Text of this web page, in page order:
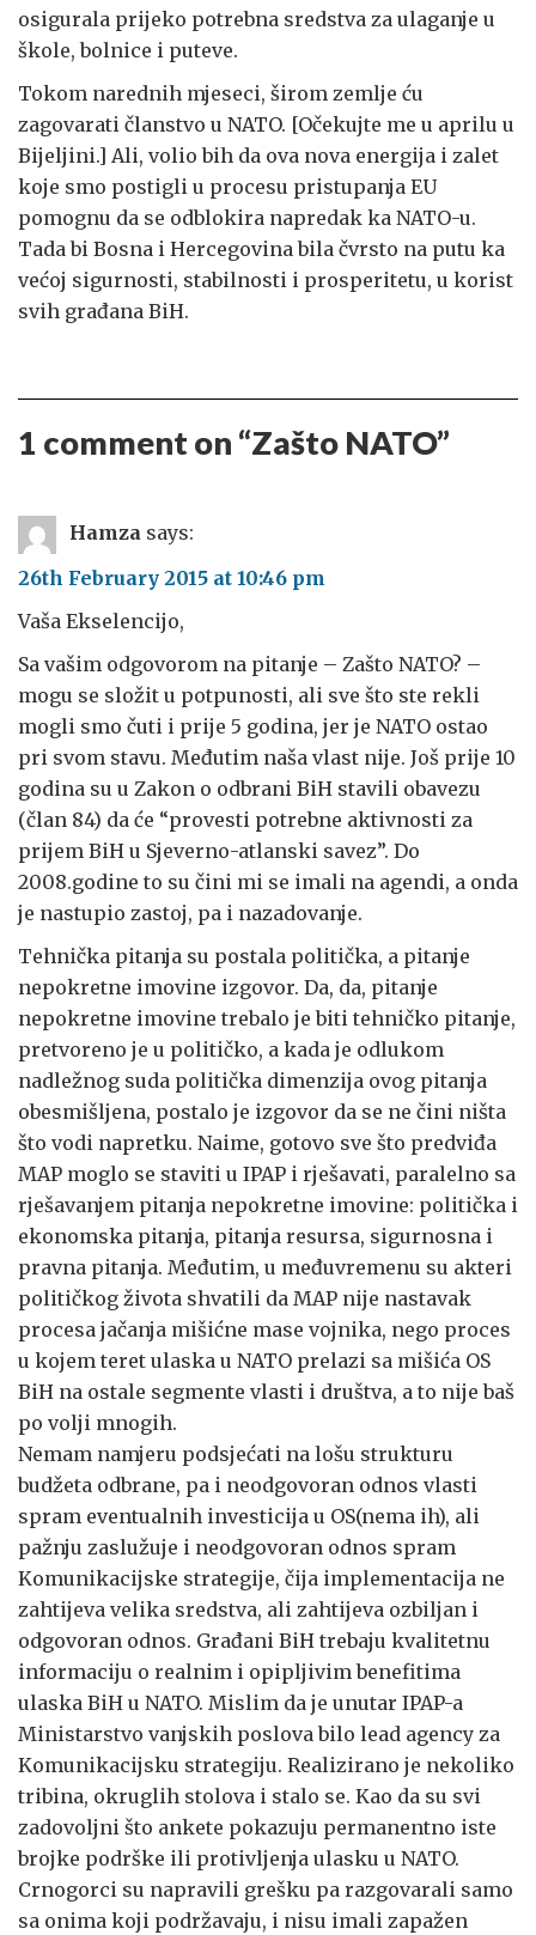
osigurala prijeko potrebna sredstva za ulaganje u
škole, bolnice i puteve.
Tokom narednih mjeseci, širom zemlje ću
zagovarati članstvo u NATO. [Očekujte me u aprilu u
Bijeljini.] Ali, volio bih da ova nova energija i zalet
koje smo postigli u procesu pristupanja EU
pomognu da se odblokira napredak ka NATO-u.
Tada bi Bosna i Hercegovina bila čvrsto na putu ka
većoj sigurnosti, stabilnosti i prosperitetu, u korist
svih građana BiH.
1 comment on “Zašto NATO”
Hamza says:
26th February 2015 at 10:46 pm
Vaša Ekselencijo,
Sa vašim odgovorom na pitanje – Zašto NATO? –
mogu se složit u potpunosti, ali sve što ste rekli
mogli smo čuti i prije 5 godina, jer je NATO ostao
pri svom stavu. Međutim naša vlast nije. Još prije 10
godina su u Zakon o odbrani BiH stavili obavezu
(član 84) da će “provesti potrebne aktivnosti za
prijem BiH u Sjeverno-atlanski savez”. Do
2008.godine to su čini mi se imali na agendi, a onda
je nastupio zastoj, pa i nazadovanje.
Tehnička pitanja su postala politička, a pitanje
nepokretne imovine izgovor. Da, da, pitanje
nepokretne imovine trebalo je biti tehničko pitanje,
pretvoreno je u političko, a kada je odlukom
nadležnog suda politička dimenzija ovog pitanja
obesmišljena, postalo je izgovor da se ne čini ništa
što vodi napretku. Naime, gotovo sve što predviđa
MAP moglo se staviti u IPAP i rješavati, paralelno sa
rješavanjem pitanja nepokretne imovine: politička i
ekonomska pitanja, pitanja resursa, sigurnosna i
pravna pitanja. Međutim, u međuvremenu su akteri
političkog života shvatili da MAP nije nastavak
procesa jačanja mišićne mase vojnika, nego proces
u kojem teret ulaska u NATO prelazi sa mišića OS
BiH na ostale segmente vlasti i društva, a to nije baš
po volji mnogih.
Nemam namjeru podsjećati na lošu strukturu
budžeta odbrane, pa i neodgovoran odnos vlasti
spram eventualnih investicija u OS(nema ih), ali
pažnju zaslužuje i neodgovoran odnos spram
Komunikacijske strategije, čija implementacija ne
zahtijeva velika sredstva, ali zahtijeva ozbiljan i
odgovoran odnos. Građani BiH trebaju kvalitetnu
informaciju o realnim i opipljivim benefitima
ulaska BiH u NATO. Mislim da je unutar IPAP-a
Ministarstvo vanjskih poslova bilo lead agency za
Komunikacijsku strategiju. Realizirano je nekoliko
tribina, okruglih stolova i stalo se. Kao da su svi
zadovoljni što ankete pokazuju permanentno iste
brojke podrške ili protivljenja ulasku u NATO.
Crnogorci su napravili grešku pa razgovarali samo
sa onima koji podržavaju, i nisu imali zapažen